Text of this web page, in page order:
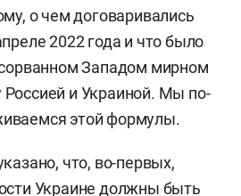
о чем договаривались
2022 года и что было
Западом мирном
и Украиной. Мы по-
этой формулы.
что, во-первых,
Украине должны быть